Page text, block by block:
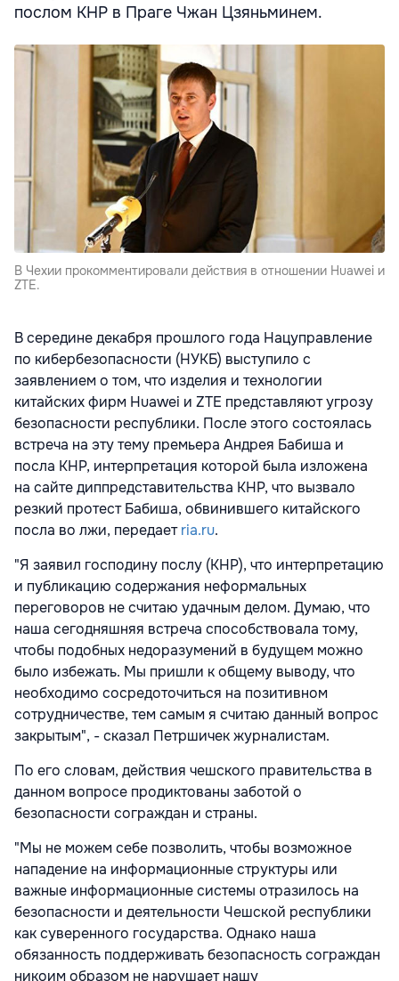
послом КНР в Праге Чжан Цзяньминем.
В Чехии прокомментировали действия в отношении Huawei и
ZTE.
В середине декабря прошлого года Нацуправление
по кибербезопасности (НУКБ) выступило с
заявлением о том, что изделия и технологии
китайских фирм Huawei и ZTE представляют угрозу
безопасности республики. После этого состоялась
встреча на эту тему премьера Андрея Бабиша и
посла КНР, интерпретация которой была изложена
на сайте диппредставительства КНР, что вызвало
резкий протест Бабиша, обвинившего китайского
посла во лжи, передаетria.ru.
"Я заявил господину послу (КНР), что интерпретацию
и публикацию содержания неформальных
переговоров не считаю удачным делом. Думаю, что
наша сегодняшняя встреча способствовала тому,
чтобы подобных недоразумений в будущем можно
было избежать. Мы пришли к общему выводу, что
необходимо сосредоточиться на позитивном
сотрудничестве, тем самым я считаю данный вопрос
закрытым", - сказал Петршичек журналистам.
По его словам, действия чешского правительства в
данном вопросе продиктованы заботой о
безопасности сограждан и страны.
"Мы не можем себе позволить, чтобы возможное
нападение на информационные структуры или
важные информационные системы отразилось на
безопасности и деятельности Чешской республики
как суверенного государства. Однако наша
обязанность поддерживать безопасность сограждан
никоим образом не нарушает нашу